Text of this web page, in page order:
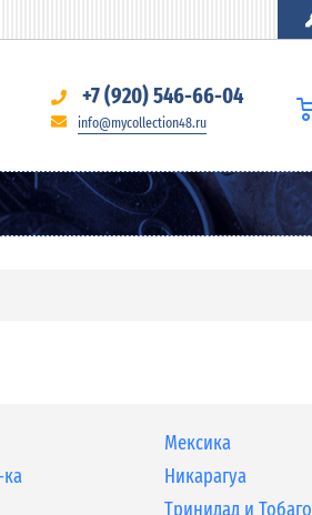
+7 (920) 546-66-04
info@mycollection48.ru
Мексика
Никарагуа
Тринидад и Тобаго